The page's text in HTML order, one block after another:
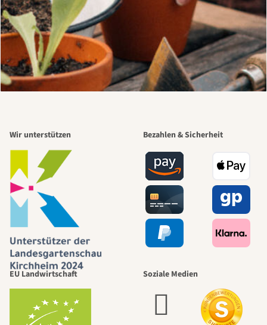
Wir unterstützen Bezahlen & Sicherheit
EU Landwirtschaft Soziale Medien